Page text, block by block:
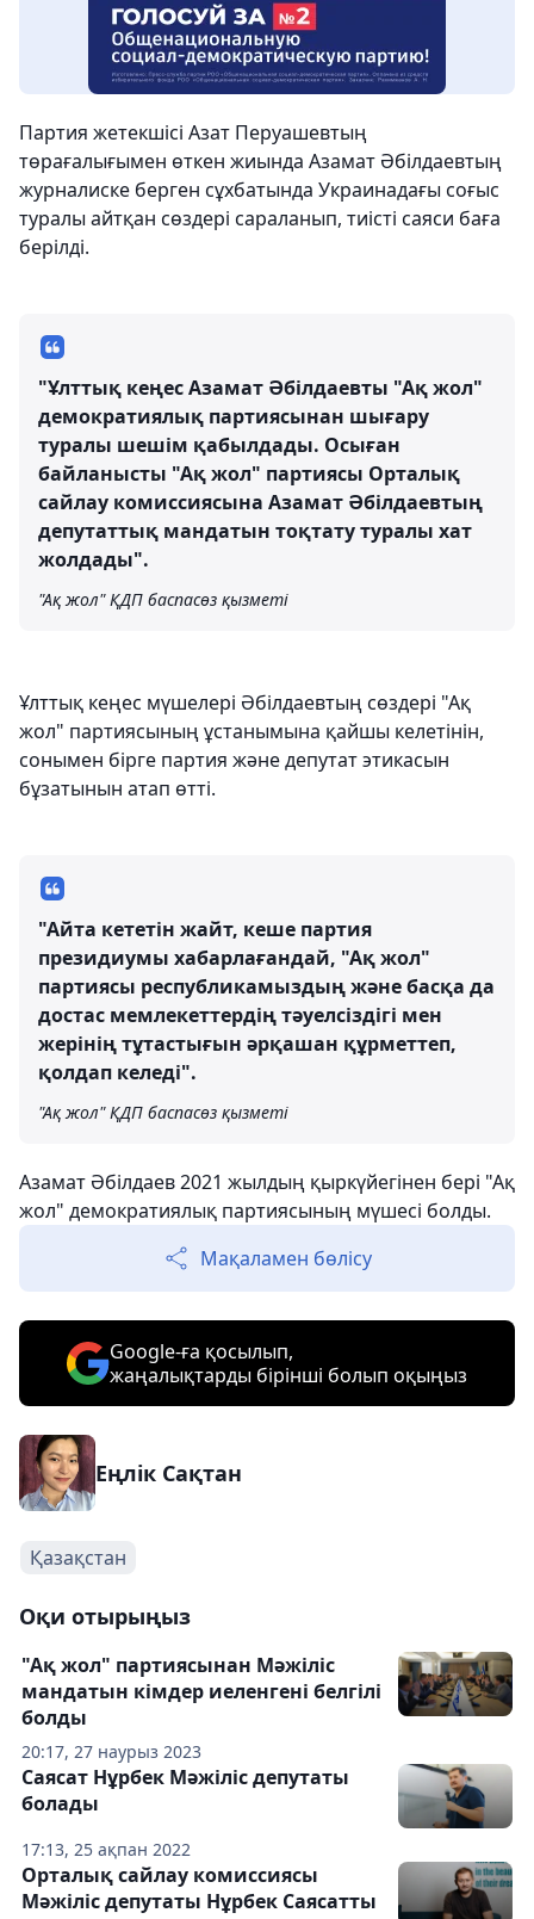
Партия жетекшісі Азат Перуашевтың
төрағалығымен өткен жиында Азамат Әбілдаевтың
журналиске берген сұхбатында Украинадағы соғыс
туралы айтқан сөздері сараланып, тиісті саяси баға
берілді.
"Ұлттық кеңес Азамат Әбілдаевты "Ақ жол"
демократиялық партиясынан шығару
туралы шешім қабылдады. Осыған
байланысты "Ақ жол" партиясы Орталық
сайлау комиссиясына Азамат Әбілдаевтың
депутаттық мандатын тоқтату туралы хат
жолдады".
"Ақ жол" ҚДП баспасөз қызметі
Ұлттық кеңес мүшелері Әбілдаевтың сөздері "Ақ
жол" партиясының ұстанымына қайшы келетінін,
сонымен бірге партия және депутат этикасын
бұзатынын атап өтті.
"Айта кететін жайт, кеше партия
президиумы хабарлағандай, "Ақ жол"
партиясы республикамыздың және басқа да
достас мемлекеттердің тәуелсіздігі мен
жерінің тұтастығын әрқашан құрметтеп,
қолдап келеді".
"Ақ жол" ҚДП баспасөз қызметі
Азамат Әбілдаев 2021 жылдың қыркүйегінен бері "Ақ
жол" демократиялық партиясының мүшесі болды.
Мақаламен бөлісу
Google-ға қосылып,
жаңалықтарды бірінші болып оқыңыз
Еңлік Сақтан
Қазақстан
Оқи отырыңыз
20:17, 27 наурыз 2023
"Ақ жол" партиясынан Мәжіліс
мандатын кімдер иеленгені белгілі
болды
17:13, 25 ақпан 2022
Саясат Нұрбек Мәжіліс депутаты
болады
Орталық сайлау комиссиясы
Мәжіліс депутаты Нұрбек Саясатты